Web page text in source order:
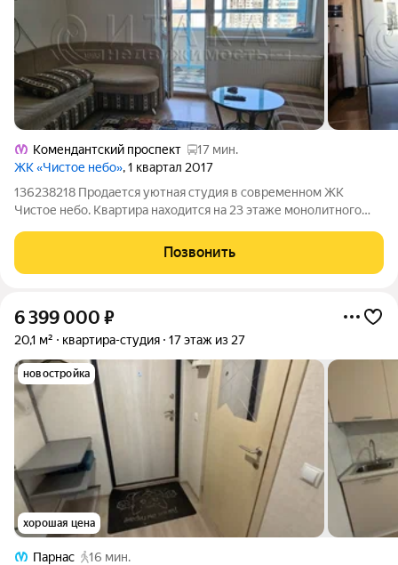
Комендантский проспект
17 мин.
ЖК «Чистое небо», 1 квартал 2017
136238218 Продается уютная студия в современном ЖК
Чистое небо. Квартира находится на 23 этаже монолитного
которых 17 кв.м - жилая. Жилая площадь представляет собой
открытую студию с выходом на
Позвонить
6 399 000 ₽
20,1 м² квартира-студия 17 этаж из 27
новостройка
хорошая цена
Парнас
16 мин.